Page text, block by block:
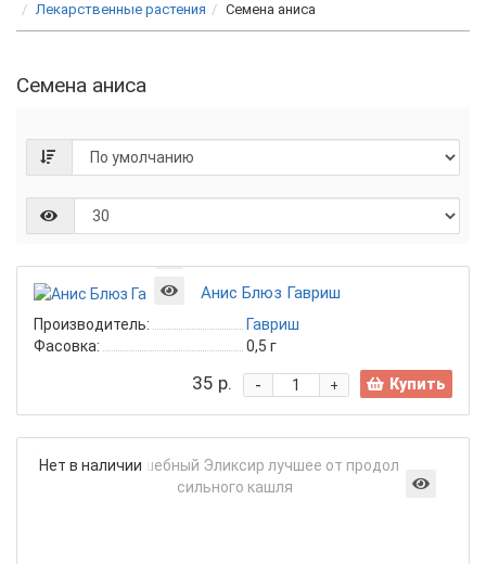
Лекарственные растения Семена аниса
Семена аниса
Анис Блюз Гавриш
Производитель:
Гавриш
Фасовка:
0,5 г
35 р. +
- Купить
Нет в наличии